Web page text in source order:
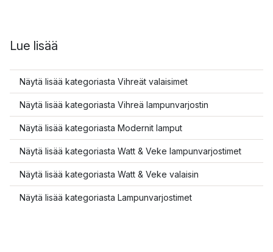
Lue lisää
Näytä lisää kategoriasta Vihreät valaisimet
Näytä lisää kategoriasta Vihreä lampunvarjostin
Näytä lisää kategoriasta Modernit lamput
Näytä lisää kategoriasta Watt & Veke lampunvarjostimet
Näytä lisää kategoriasta Watt & Veke valaisin
Näytä lisää kategoriasta Lampunvarjostimet